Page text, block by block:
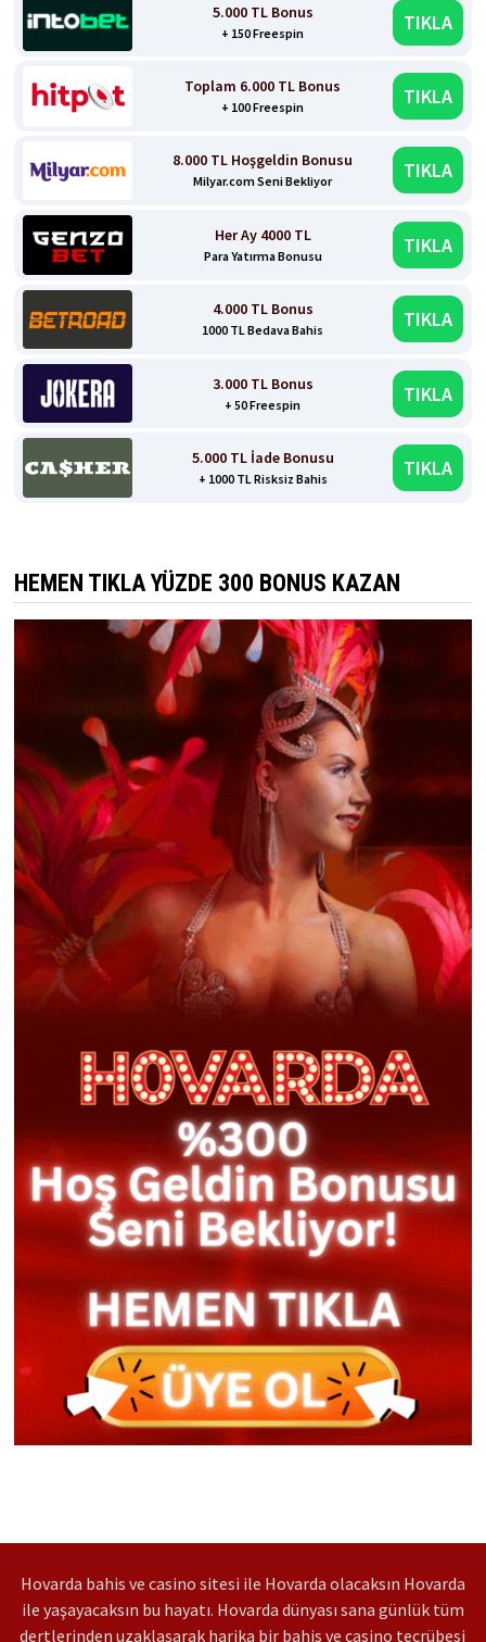
5.000 TL Bonus
+ 150 Freespin TIKLA
Toplam 6.000 TL Bonus
+ 100 Freespin TIKLA
8.000 TL Hoşgeldin Bonusu
Milyar.com Seni Bekliyor TIKLA
Her Ay 4000 TL
Para Yatırma Bonusu TIKLA
4.000 TL Bonus
1000 TL Bedava Bahis TIKLA
3.000 TL Bonus
+ 50 Freespin TIKLA
5.000 TL İade Bonusu
+ 1000 TL Risksiz Bahis TIKLA
HEMEN TIKLA YÜZDE 300 BONUS KAZAN
Hovarda bahis ve casino sitesi ile Hovarda olacaksın Hovarda
ile yaşayacaksın bu hayatı. Hovarda dünyası sana günlük tüm
dertlerinden uzaklaşarak harika bir bahis ve casino tecrübesi